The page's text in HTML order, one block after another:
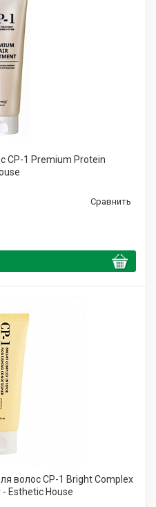
CP-1 Premium Protein
Сравнить
волос CP-1 Bright Complex
Esthetic House